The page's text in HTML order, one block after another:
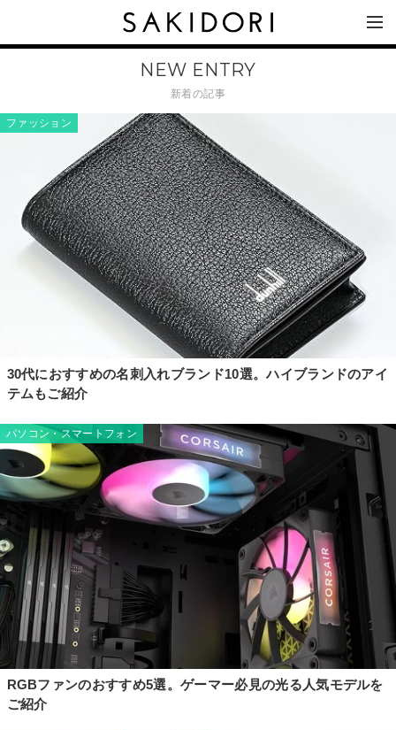
NEW ENTRY
新着の記事
ファッション
30代におすすめの名刺入れブランド10選。ハイブランドのアイ
テムもご紹介
パソコン・スマートフォン
RGBファンのおすすめ5選。ゲーマー必見の光る人気モデルを
ご紹介